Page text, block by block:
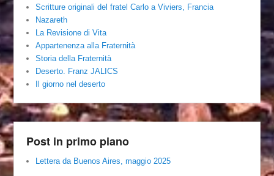
Scritture originali del fratel Carlo a Viviers, Francia
Nazareth
La Revisione di Vita
Appartenenza alla Fraternità
Storia della Fraternità
Deserto. Franz JALICS
Il giorno nel deserto
Post in primo piano
Lettera da Buenos Aires, maggio 2025